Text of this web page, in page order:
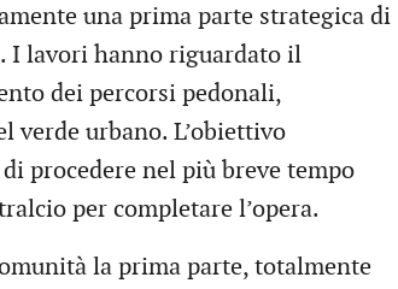
una prima parte strategica di
I lavori hanno riguardato il
dei percorsi pedonali,
verde urbano. L’obiettivo
procedere nel più breve tempo
per completare l’opera.
la prima parte, totalmente